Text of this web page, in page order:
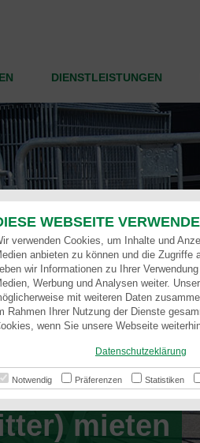
WEBSEITE
verwenden Cookies, um Inhalte und
anbieten zu können und die
wir Informationen zu Ihrer
Werbung und Analysen weiter.
mit weiteren Daten
Rahmen Ihrer Nutzung der Dienste
wenn Sie unsere Webseite
Datenschutzeklärung
Notwendig Präferenzen Statistiken
DIENSTLEISTUNGEN
mieten